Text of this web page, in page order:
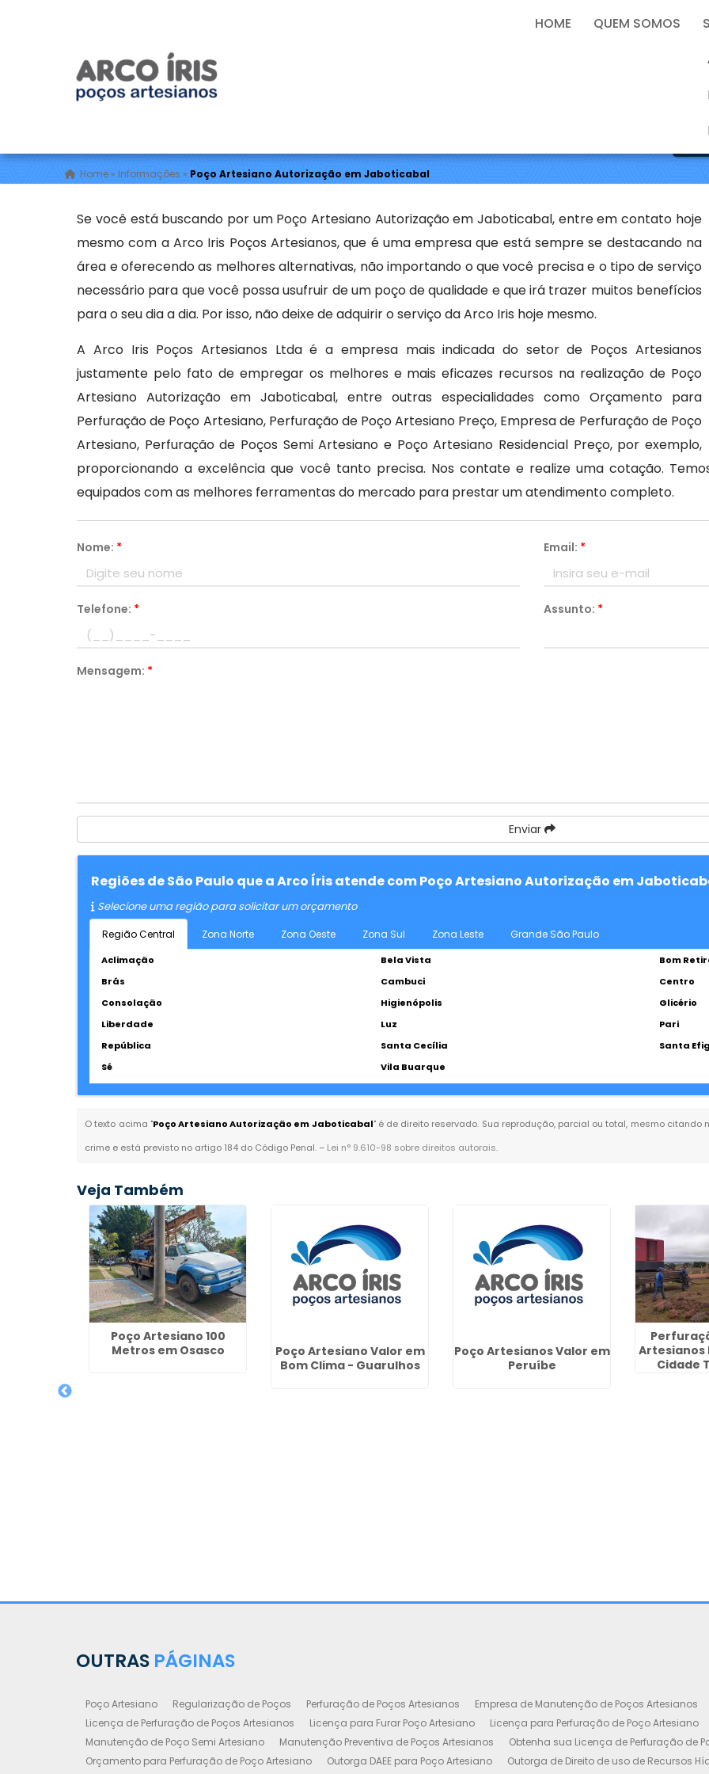
Home»Informações » Poço Artesiano Autorização em Jaboticabal
Se você está buscando por um Poço Artesiano Autorização em Jaboticabal, entre em contato hoje
mesmo com a Arco Iris Poços Artesianos, que é uma empresa que está sempre se destacando na
área e oferecendo as melhores alternativas, não importando o que você precisa e o tipo de serviço
necessário para que você possa usufruir de um poço de qualidade e que irá trazer muitos benefícios
para o seu dia a dia. Por isso, não deixe de adquirir o serviço da Arco Iris hoje mesmo.
A Arco Iris Poços Artesianos Ltda é a empresa mais indicada do setor de Poços Artesianos
justamente pelo fato de empregar os melhores e mais eficazes recursos na realização de Poço
Artesiano Autorização em Jaboticabal, entre outras especialidades como Orçamento para
Perfuração de Poço Artesiano, Perfuração de Poço Artesiano Preço, Empresa de Perfuração de Poço
Artesiano, Perfuração de Poços Semi Artesiano e Poço Artesiano Residencial Preço, por exemplo,
proporcionando a excelência que você tanto precisa. Nos contate e realize uma cotação.
equipados com as melhores ferramentas do mercado para prestar um atendimento completo.
Nome: * Email: *
Telefone: * Assunto: *
Mensagem: *
Enviar
Regiões de São Paulo que a Arco Íris atende com Poço Artesiano Autorização em
Selecione uma região para solicitar um orçamento
Região Central Zona Norte Zona Oeste Zona Sul Zona Leste Grande São Paulo
Aclimação Bela Vista
Bom
Brás
Cambuci
Centro
Consolação
Higienópolis
Glicério
Liberdade
Luz
Pari
República
Santa Cecília
Santa
Sé
Vila Buarque
O texto acima "Poço Artesiano Autorização em Jaboticabal" é de direito reservado. Sua reprodução, parcial ou total, mesmo
crime e está previsto no artigo 184 do Código Penal. – Lei n° 9.610-98 sobre direitos autorais.
Veja Também
Poço Artesiano 100
Metros em Osasco
Poço Artesiano Valor em
Bom Clima - Guarulhos
Poço Artesianos Valor em
Peruíbe
Artesianos
Cidade
OUTRAS PÁGINAS
Poço Artesiano Regularização de Poços Perfuração de Poços Artesianos Empresa de Manutenção de Poços Artesianos
Licença de Perfuração de Poços Artesianos
Licença para Furar Poço Artesiano Licença para Perfuração de Poço Artesiano
Manutenção de Poço Semi Artesiano
Manutenção Preventiva de Poços Artesianos Obtenha sua Licença de Perfuração de
Orçamento para Perfuração de Poço Artesiano
Outorga DAEE para Poço Artesiano
Outorga de Direito de uso de Recursos